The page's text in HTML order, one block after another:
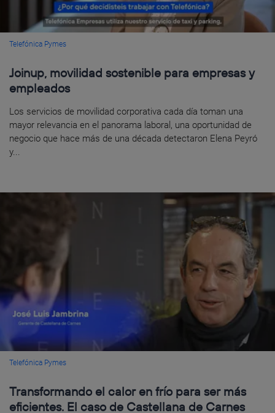
Telefónica Pymes
Joinup, movilidad sostenible para empresas y
empleados
Los servicios de movilidad corporativa cada día toman una
mayor relevancia en el panorama laboral, una oportunidad de
negocio que hace más de una década detectaron Elena Peyró
y...
Telefónica Pymes
Transformando el calor en frío para ser más
eficientes. El caso de Castellana de Carnes